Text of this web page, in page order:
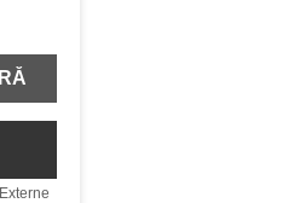
CE MAI AVEM IN ADN.
Externe